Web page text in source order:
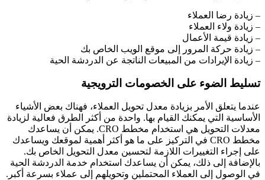
– زيادة رضا العملاء
– زيادة ولاء العملاء
– زيادة قيمة الأعمال
– زيادة حركة المرور إلى موقع الويب الخاص بك
– زيادة الإيرادات من المبيعات الناتجة عن الدردشة الحية
تسليط الضوء على الخصومات الترويجية
عندما يتعلق الأمر بزيادة معدل تحويل العملاء، فهناك بعض الأشياء
الأساسية التي يمكنك القيام بها. واحدة من أكثر الطرق فعالية لزيادة
معدلات التحويل هي استخدام مخطط CRO. يمكن أن يساعدك
مخطط CRO في التركيز على ما هو أكثر أهمية لموقعك ويساعدك
على إجراء التغييرات اللازمة لتحسين معدل التحويل الخاص بك.
بالإضافة إلى ذلك، يمكن أن يساعدك استخدام خدمة الدردشة الحية
في الوصول إلى العملاء المحتملين وتحويلهم إلى عملاء بسرعة أكبر.